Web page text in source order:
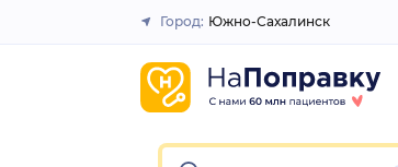
Закрыть
Город: Южно-Сахалинск
Очистить